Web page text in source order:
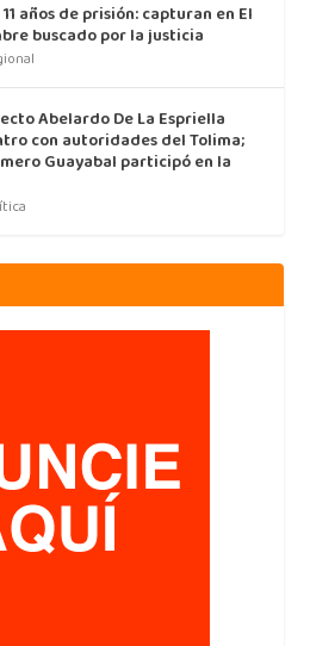
años de prisión: capturan en El
buscado por la justicia
Abelardo De La Espriella
con autoridades del Tolima;
Guayabal participó en la